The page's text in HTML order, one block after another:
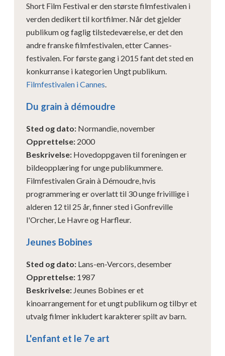
Short Film Festival er den største filmfestivalen i
verden dedikert til kortfilmer. Når det gjelder
publikum og faglig tilstedeværelse, er det den
andre franske filmfestivalen, etter Cannes-
festivalen. For første gang i 2015 fant det sted en
konkurranse i kategorien Ungt publikum.
Filmfestivalen i Cannes
Du grain à démoudre
Sted og dato: Normandie, november
Opprettelse: 2000
Beskrivelse: Hovedoppgaven til foreningen er
bildeopplæring for unge publikummere.
Filmfestivalen Grain à Démoudre, hvis
programmering er overlatt til 30 unge frivillige i
alderen 12 til 25 år, finner sted i Gonfreville
l'Orcher, Le Havre og Harfleur.
Jeunes Bobines
Sted og dato: Lans-en-Vercors, desember
Opprettelse: 1987
Beskrivelse: Jeunes Bobines er et
kinoarrangement for et ungt publikum og tilbyr et
utvalg filmer inkludert karakterer spilt av barn.
L'enfant et le 7e art